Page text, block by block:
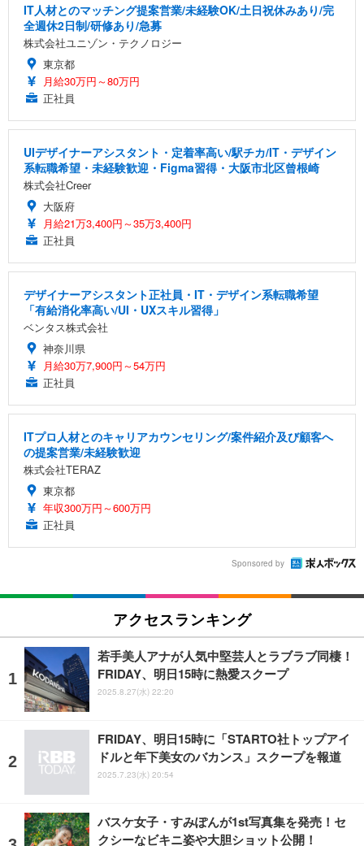
IT人材とのマッチング提案営業/未経験OK/土日祝休みあり/完
全週休2日制/研修あり/急募
株式会社ユニゾン・テクノロジー
東京都
月給30万円～80万円
正社員
UIデザイナーアシスタント・定着率高い/駅チカ/IT・デザイン
系転職希望・未経験歓迎・Figma習得・大阪市北区曾根崎
株式会社Creer
大阪府
月給21万3,400円～35万3,400円
正社員
デザイナーアシスタント正社員・IT・デザイン系転職希望
「有給消化率高い/UI・UXスキル習得」
ベンタス株式会社
神奈川県
月給30万7,900円～54万円
正社員
ITプロ人材とのキャリアカウンセリング/案件紹介及び顧客へ
の提案営業/未経験歓迎
株式会社TERAZ
東京都
年収300万円～600万円
正社員
Sponsored by
アクセスランキング
若手美人アナが人気中堅芸人とラブラブ同棲！
FRIDAY、明日15時に熱愛スクープ
2025.8.27(水) 22:20
FRIDAY、明日15時に「STARTO社トップアイ
ドルと年下美女のバカンス」スクープを報道
2025.7.23(水) 20:54
バスケ女子・すみぽんが1st写真集を発売！セ
クシーなビキニ姿や大胆ショット公開！